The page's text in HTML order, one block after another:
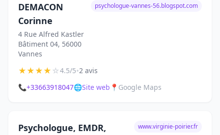
DEMACON
Corinne
4 Rue Alfred Kastler
Bâtiment 04, 56000
Vannes
psychologue-vannes-56.blogspot.com
★★★★☆4.5/5•2 avis
📞+33663918047🌐Site web 📍 Google Maps
Psychologue, EMDR,
www.virginie-poirier.fr